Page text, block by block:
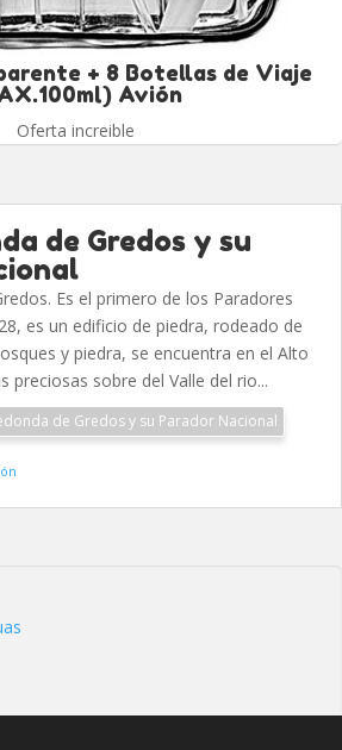
+ 8 Botellas de Viaje
Avión
Oferta increible
de Gredos y su
Es el primero de los Paradores
es un edificio de piedra, rodeado de
y piedra, se encuentra en el Alto
preciosas sobre del Valle del rio...
de Gredos y su Parador Nacional